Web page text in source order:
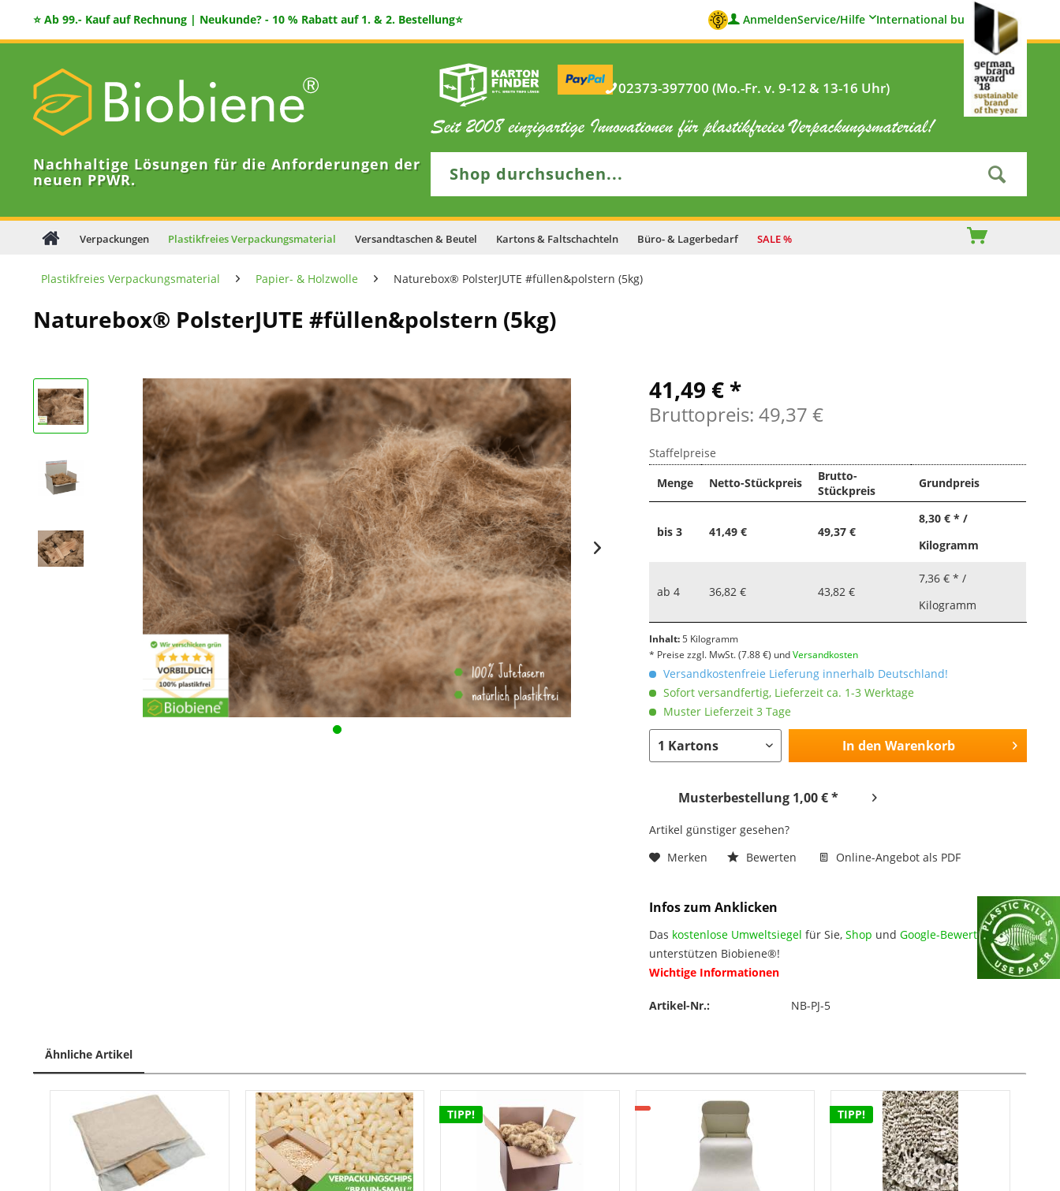
⭐ Ab 99.- Kauf auf Rechnung | Neukunde? - 10 % Rabatt auf 1. & 2. Bestellung⭐ AnmeldenService/Hilfe International buyers
Nachhaltige Lösungen für die Anforderungen der
neuen PPWR.
02373-397700 (Mo.-Fr. v. 9-12 & 13-16 Uhr)
Verpackungen Plastikfreies Verpackungsmaterial Versandtaschen & Beutel Kartons & Faltschachteln Büro- & Lagerbedarf SALE %
Plastikfreies Verpackungsmaterial Papier- & Holzwolle Naturebox® PolsterJUTE #füllen&polstern (5kg)
Naturebox® PolsterJUTE #füllen&polstern (5kg)
41,49 € *
Bruttopreis: 49,37 €
Staffelpreise
Menge
Netto-Stückpreis
Brutto-
Stückpreis
Grundpreis
bis3 41,49 € 49,37 €
8,30 € * /
Kilogramm
ab4 36,82 € 43,82 €
7,36 € * /
Kilogramm
Inhalt:5 Kilogramm
* Preise zzgl. MwSt.(7.88 €) undVersandkosten
Versandkostenfreie Lieferung innerhalb Deutschland!
Sofort versandfertig, Lieferzeit ca. 1-3 Werktage
Muster Lieferzeit 3 Tage
In den Warenkorb
Musterbestellung 1,00 € *
Artikel günstiger gesehen?
Merken
Bewerten Online-Angebot als PDF
Infos zum Anklicken
Das kostenlose Umweltsiegel für Sie,Shop undGoogle-Bewertungen
unterstützen Biobiene®!
Wichtige Informationen
Artikel-Nr.: NB-PJ-5
Ähnliche Artikel
TIPP! TIPP!